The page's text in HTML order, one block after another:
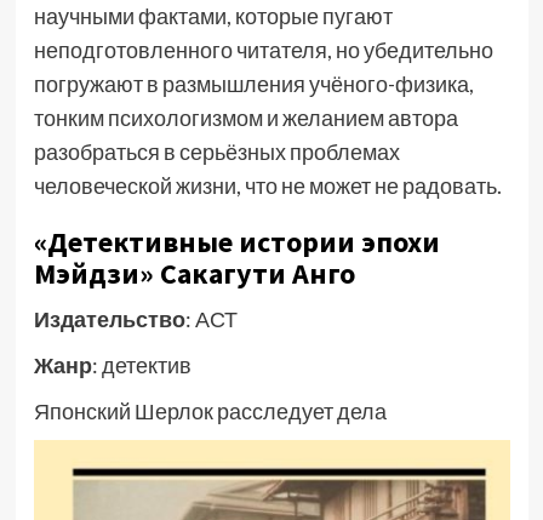
научными фактами, которые пугают
неподготовленного читателя, но убедительно
погружают в размышления учёного-физика,
тонким психологизмом и желанием автора
разобраться в серьёзных проблемах
человеческой жизни, что не может не радовать.
«Детективные истории эпохи
Мэйдзи» Сакагути Анго
Издательство: АСТ
Жанр: детектив
Японский Шерлок расследует дела